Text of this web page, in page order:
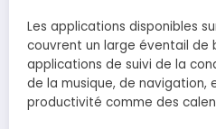
Les applications disponibles
couvrent un large éventail de
applications de suivi de la
de la musique, de navigation,
productivité comme des